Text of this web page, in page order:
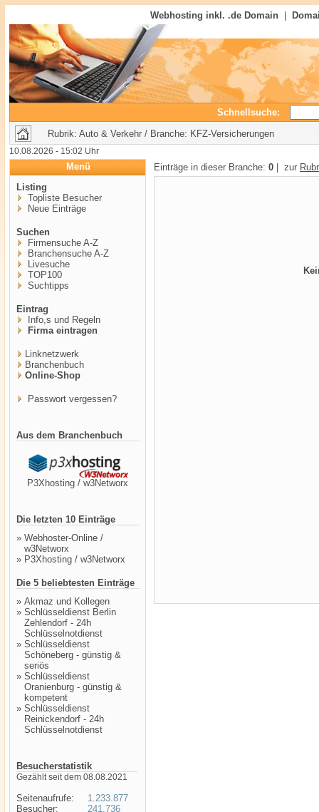
Webhosting inkl. .de Domain
Schnellsuche:
Rubrik: Auto & Verkehr / Branche: KFZ-Versicherungen
10.08.2026 - 15:02 Uhr
Menü
Listing
Topliste Besucher
Neue Einträge
Suchen
Firmensuche A-Z
Branchensuche A-Z
Livesuche
TOP100
Suchtipps
Eintrag
Info,s und Regeln
Firma eintragen
Linknetzwerk
Branchenbuch
Online-Shop
Passwort vergessen?
Aus dem Branchenbuch
P3Xhosting / w3Networx
Die letzten 10 Einträge
» Webhoster-Online /
w3Networx
» P3Xhosting / w3Networx
Die 5 beliebtesten Einträge
» Akmaz und Kollegen
» Schlüsseldienst Berlin
Zehlendorf - 24h
Schlüsselnotdienst
» Schlüsseldienst
Schöneberg - günstig &
seriös
» Schlüsseldienst
Oranienburg - günstig &
kompetent
» Schlüsseldienst
Reinickendorf - 24h
Schlüsselnotdienst
Besucherstatistik
Gezählt seit dem 08.08.2021
Seitenaufrufe:
Besucher:
1.233.877
241.736
Einträge in dieser Branche: 0 | zur